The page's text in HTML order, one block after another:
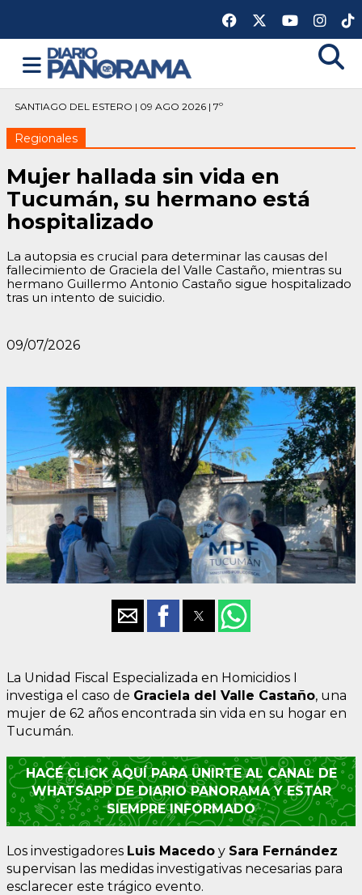
SANTIAGO DEL ESTERO | 09 AGO 2026 | 7º
Regionales
Mujer hallada sin vida en
Tucumán, su hermano está
hospitalizado
La autopsia es crucial para determinar las causas del
fallecimiento de Graciela del Valle Castaño, mientras su
hermano Guillermo Antonio Castaño sigue hospitalizado
tras un intento de suicidio.
09/07/2026
La Unidad Fiscal Especializada en Homicidios I
investiga el caso de Graciela del Valle Castaño, una
mujer de 62 años encontrada sin vida en su hogar en
Tucumán.
HACÉ CLICK AQUÍ PARA UNIRTE AL CANAL DE
WHATSAPP DE DIARIO PANORAMA Y ESTAR
SIEMPRE INFORMADO
Los investigadores Luis Macedo y Sara Fernández
supervisan las medidas investigativas necesarias para
esclarecer este trágico evento.